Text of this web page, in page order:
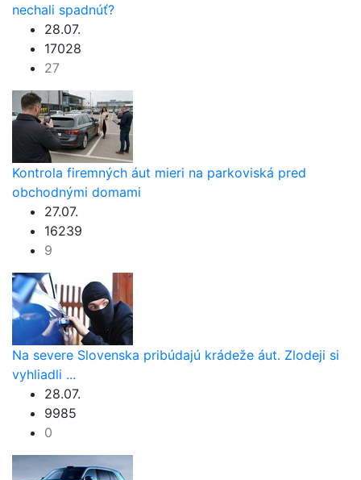
nechali spadnúť?
28.07.
17028
27
Kontrola firemných áut mieri na parkoviská pred
obchodnými domami
27.07.
16239
9
Na severe Slovenska pribúdajú krádeže áut. Zlodeji si
vyhliadli ...
28.07.
9985
0